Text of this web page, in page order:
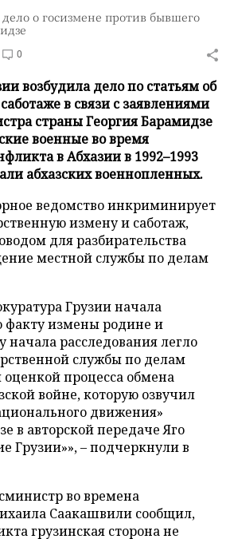
о госизмене против бывшего
0
возбудила дело по статьям об
в связи с заявлениями
страны Георгия Барамидзе
военные во время
в Абхазии в 1992–1993
абхазских военнопленных.
ведомство инкриминирует
измену и саботаж,
для разбирательства
местной службы по делам
Грузии начала
факту измены родине и
начала расследования легло
службы по делам
оценкой процесса обмена
войне, которую озвучил
движения»
в авторской передаче Яго
Грузии»», – подчеркнули в
во времена
Саакашвили сообщил,
грузинская сторона не